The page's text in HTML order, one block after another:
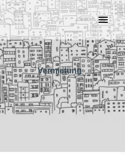
Vermietung